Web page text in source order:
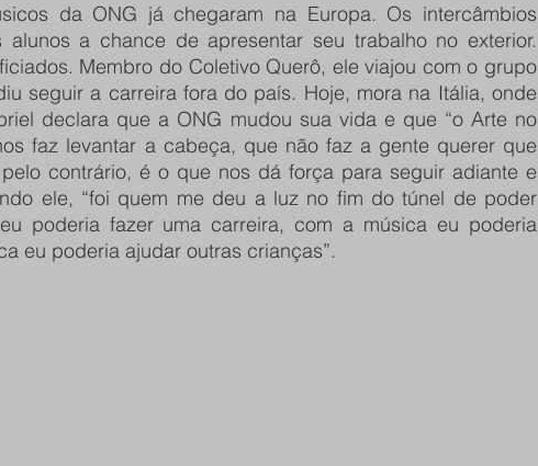
da ONG já chegaram na Europa. Os intercâmbios
alunos a chance de apresentar seu trabalho no exterior.
Membro do Coletivo Querô, ele viajou com o grupo
seguir a carreira fora do país. Hoje, mora na Itália, onde
declara que a ONG mudou sua vida e que “o Arte no
faz levantar a cabeça, que não faz a gente querer que
contrário, é o que nos dá força para seguir adiante e
ele, “foi quem me deu a luz no fim do túnel de poder
poderia fazer uma carreira, com a música eu poderia
eu poderia ajudar outras crianças”.